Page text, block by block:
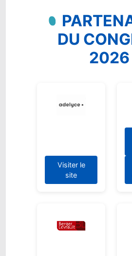
DU
2026
Visiter le
site